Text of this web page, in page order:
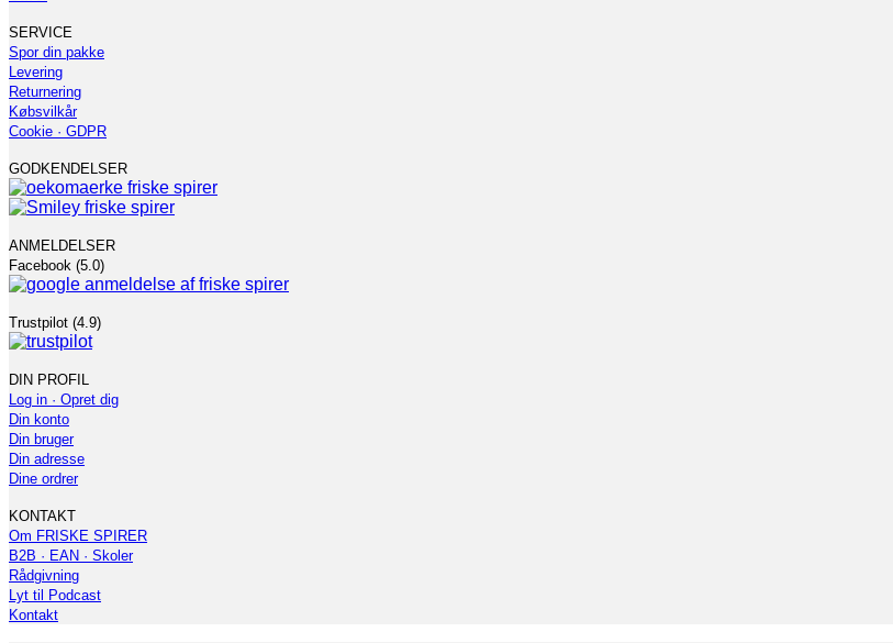
SERVICE
Spor din pakke
Levering
Returnering
Købsvilkår
Cookie · GDPR
GODKENDELSER
ANMELDELSER
Facebook (5.0)
Trustpilot (4.9)
DIN PROFIL
Log in · Opret dig
Din konto
Din bruger
Din adresse
Dine ordrer
KONTAKT
Om FRISKE SPIRER
B2B · EAN · Skoler
Rådgivning
Lyt til Podcast
Kontakt